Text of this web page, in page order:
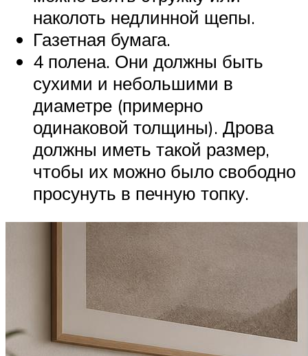
наколоть недлинной щепы.
Газетная бумага.
4 полена. Они должны быть
сухими и небольшими в
диаметре (примерно
одинаковой толщины). Дрова
должны иметь такой размер,
чтобы их можно было свободно
просунуть в печную топку.